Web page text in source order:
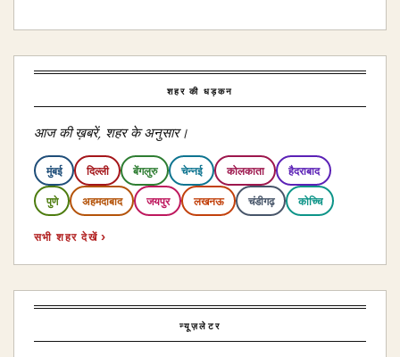
शहर की धड़कन
आज की ख़बरें, शहर के अनुसार।
मुंबई दिल्ली बेंगलुरु चेन्नई कोलकाता हैदराबाद
पुणे अहमदाबाद जयपुर लखनऊ चंडीगढ़ कोच्चि
सभी शहर देखें ›
न्यूज़लेटर